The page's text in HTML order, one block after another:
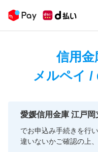
信用金
メルペイ /
愛媛信用金庫 江戸岡
でお申込み手続きを行
違いないかご確認の上